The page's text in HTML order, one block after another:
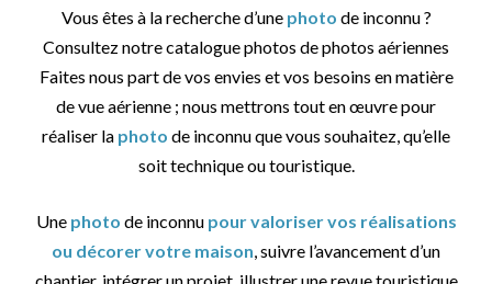
Vous êtes à la recherche d’une photo de inconnu ?
Consultez notre catalogue photos de photos aériennes
Faites nous part de vos envies et vos besoins en matière
de vue aérienne ; nous mettrons tout en œuvre pour
réaliser la photo de inconnu que vous souhaitez, qu’elle
soit technique ou touristique.
Une photo de inconnu pour valoriser vos réalisations
ou décorer votre maison, suivre l’avancement d’un